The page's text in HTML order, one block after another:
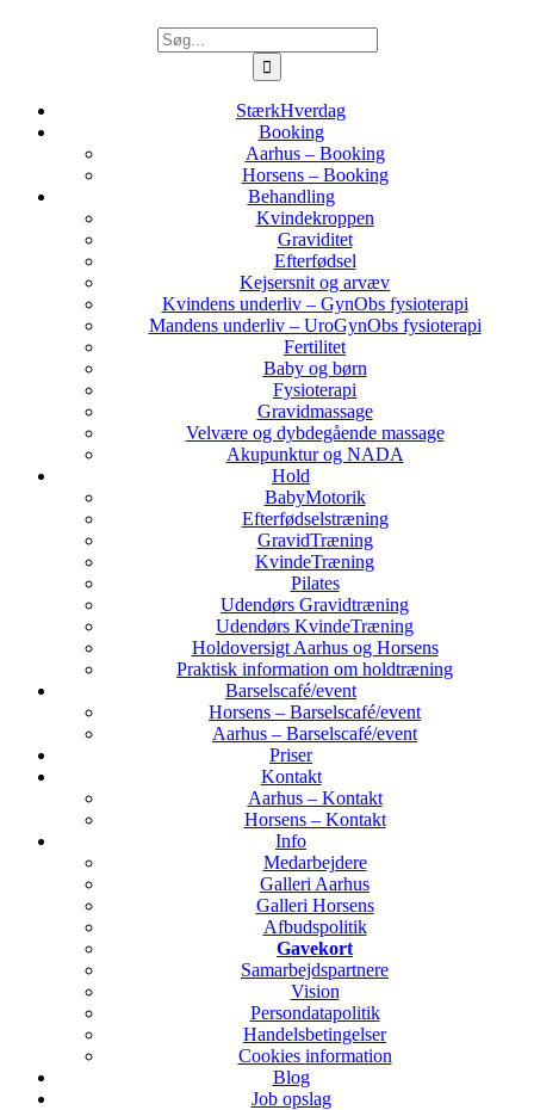
StærkHverdag
Booking
Aarhus – Booking
Horsens – Booking
Behandling
Kvindekroppen
Graviditet
Efterfødsel
Kejsersnit og arvæv
Kvindens underliv – GynObs fysioterapi
Mandens underliv – UroGynObs fysioterapi
Fertilitet
Baby og børn
Fysioterapi
Gravidmassage
Velvære og dybdegående massage
Akupunktur og NADA
Hold
BabyMotorik
Efterfødselstræning
GravidTræning
KvindeTræning
Pilates
Udendørs Gravidtræning
Udendørs KvindeTræning
Holdoversigt Aarhus og Horsens
Praktisk information om holdtræning
Barselscafé/event
Horsens – Barselscafé/event
Aarhus – Barselscafé/event
Priser
Kontakt
Aarhus – Kontakt
Horsens – Kontakt
Info
Medarbejdere
Galleri Aarhus
Galleri Horsens
Afbudspolitik
Gavekort
Samarbejdspartnere
Vision
Persondatapolitik
Handelsbetingelser
Cookies information
Blog
Job opslag